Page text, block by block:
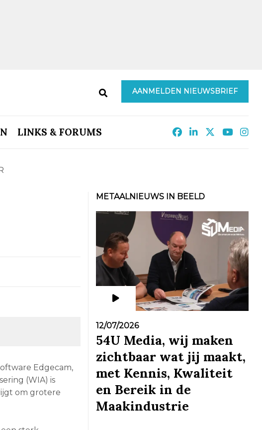
AANMELDEN NIEUWSBRIEF
LINKS & FORUMS
Edgecam,
(WIA) is
om grotere
METAALNIEUWS IN BEELD
12/07/2026
54U Media, wij maken
zichtbaar wat jij maakt,
met Kennis, Kwaliteit
en Bereik in de
Maakindustrie